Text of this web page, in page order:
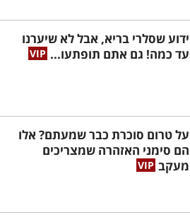
ידוע שסלרי בריא, אבל לא שיערנו
עד כמה! גם אתם תופתעו...
על טרום סוכרת כבר שמעתם? אלו
הם סימני האזהרה שמצריכים
מעקב